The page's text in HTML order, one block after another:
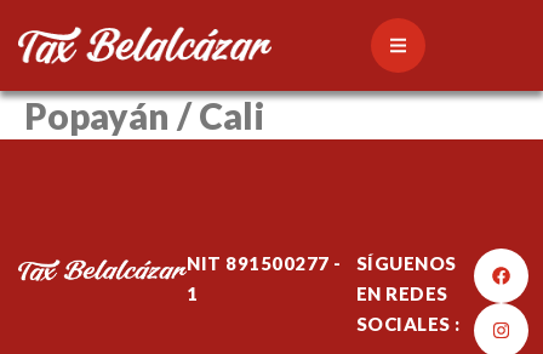
Popayán / Cali
NIT 891500277 -
1
SÍGUENOS
EN REDES
SOCIALES :